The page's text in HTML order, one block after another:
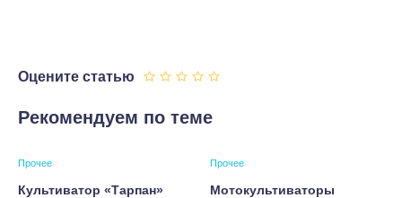
Оцените статью
Рекомендуем по теме
Прочее
Культиватор «Тарпан»
Прочее
Мотокультиваторы